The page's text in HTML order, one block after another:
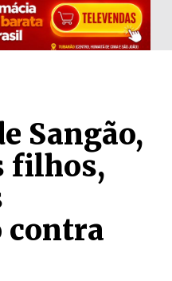
Sangão,
filhos,
contra